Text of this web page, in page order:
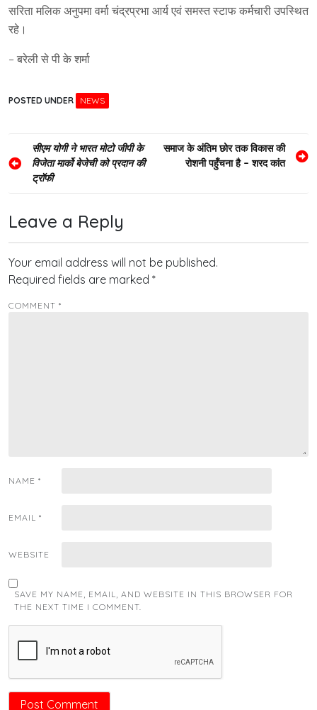
सरिता मलिक अनुपमा वर्मा चंद्रप्रभा आर्य एवं समस्त स्टाफ कर्मचारी उपस्थित
रहे।
– बरेली से पी के शर्मा
POSTED UNDER NEWS
Post
navigation
सीएम योगी ने भारत मोटो जीपी के
विजेता मार्को बेजेची को प्रदान की
ट्रॉफी
समाज के अंतिम छोर तक विकास की
रोशनी पहुँचना है – शरद कांत
Leave a Reply
Your email address will not be published.
Required fields are marked *
COMMENT *
NAME *
EMAIL *
WEBSITE
SAVE MY NAME, EMAIL, AND WEBSITE IN THIS BROWSER FOR
THE NEXT TIME I COMMENT.